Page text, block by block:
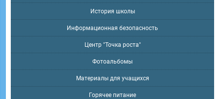
История школы
Информационная безопасность
Центр "Точка роста"
Фотоальбомы
Материалы для учащихся
Горячее питание